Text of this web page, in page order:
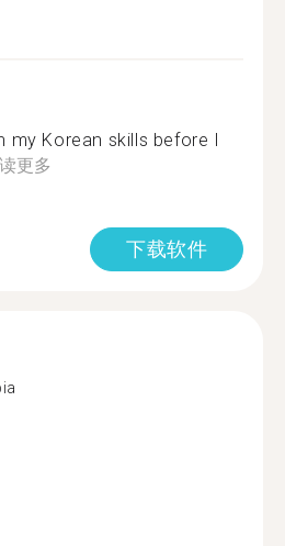
my Korean skills before I
更多
下载软件